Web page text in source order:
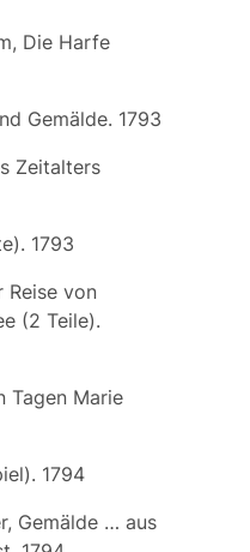
Die Harfe
Gemälde. 1793
Zeitalters
1793
Reise von
(2 Teile).
Tagen Marie
1794
Gemälde … aus